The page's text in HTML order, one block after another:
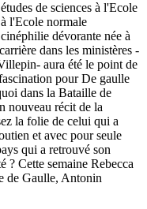
de sciences à l'Ecole
l'Ecole normale
dévorante née à
dans les ministères -
aura été le point de
pour De gaulle
dans la Bataille de
nouveau récit de la
la folie de celui qui a
et avec pour seule
qui a retrouvé son
? Cette semaine Rebecca
de Gaulle, Antonin